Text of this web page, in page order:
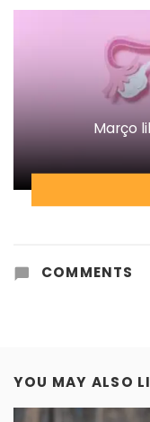
Março
COMMENTS
YOU MAY ALSO